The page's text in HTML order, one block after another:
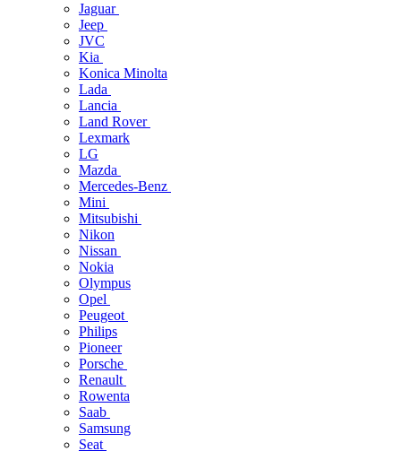
Jaguar
Jeep
JVC
Kia
Konica Minolta
Lada
Lancia
Land Rover
Lexmark
LG
Mazda
Mercedes-Benz
Mini
Mitsubishi
Nikon
Nissan
Nokia
Olympus
Opel
Peugeot
Philips
Pioneer
Porsche
Renault
Rowenta
Saab
Samsung
Seat